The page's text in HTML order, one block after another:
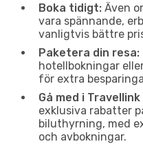
Boka tidigt: Även
vara spännande,
vanligtvis bättre
Paketera din resa:
hotellbokningar
för extra
Gå med i
exklusiva rabatter
biluthyrning, med
och avbokningar.